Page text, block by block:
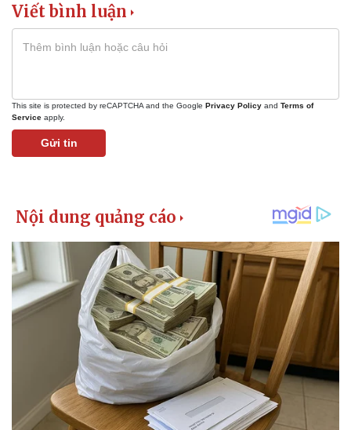
Kinh tế
Bất động sản
Khởi nghiệp
Thị trường
Giá vàng
Tiêu dùng
Tỷ giá
Chứng khoán
Giá cà phê
Viết bình luận
This site is protected by reCAPTCHA and the Google Privacy Policy and Terms of
Service apply.
Gửi tin